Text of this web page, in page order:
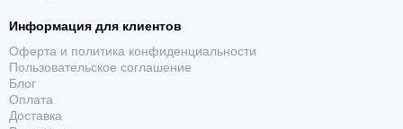
Информация для клиентов
Оферта и политика конфиденциальности
Пользовательское соглашение
Блог
Оплата
Доставка